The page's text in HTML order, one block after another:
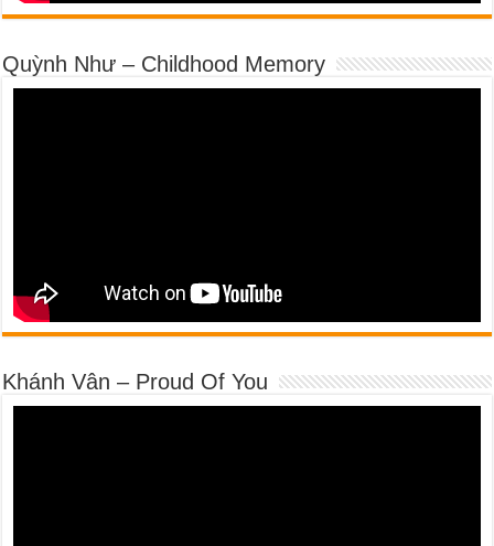
Quỳnh Như – Childhood Memory
Khánh Vân – Proud Of You